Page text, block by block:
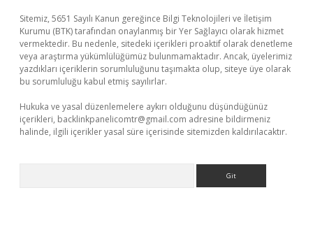
Sitemiz, 5651 Sayılı Kanun gereğince Bilgi Teknolojileri ve İletişim
Kurumu (BTK) tarafından onaylanmış bir Yer Sağlayıcı olarak hizmet
vermektedir. Bu nedenle, sitedeki içerikleri proaktif olarak denetleme
veya araştırma yükümlülüğümüz bulunmamaktadır. Ancak, üyelerimiz
yazdıkları içeriklerin sorumluluğunu taşımakta olup, siteye üye olarak
bu sorumluluğu kabul etmiş sayılırlar.
Hukuka ve yasal düzenlemelere aykırı olduğunu düşündüğünüz
içerikleri, backlinkpanelicomtr@gmail.com adresine bildirmeniz
halinde, ilgili içerikler yasal süre içerisinde sitemizden kaldırılacaktır.